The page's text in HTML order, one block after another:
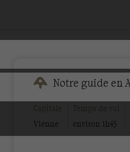
Notre guide en
Capitale
Vienne
Temps de vol
environ 1h45